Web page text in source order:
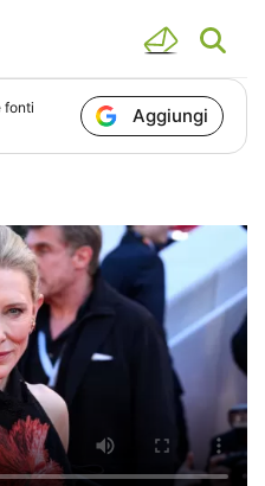
fonti
Aggiungi